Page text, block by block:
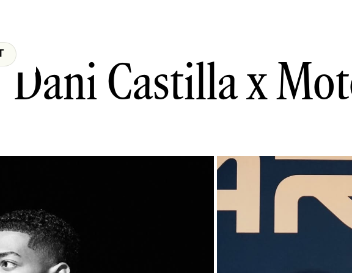
Dani Castillax